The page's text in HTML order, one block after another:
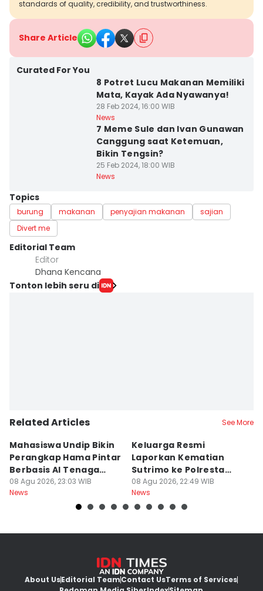
standards of quality, credibility, and trustworthiness.
Share Article
Curated For You
8 Potret Lucu Makanan Memiliki
Mata, Kayak Ada Nyawanya!
28 Feb 2024, 16:00 WIB
News
7 Meme Sule dan Ivan Gunawan
Canggung saat Ketemuan,
Bikin Tengsin?
25 Feb 2024, 18:00 WIB
News
Topics
burung makanan penyajian makanan
sajian
Divert me
Editorial Team
Editor
Dhana Kencana
Tonton lebih seru di
Related Articles See More
Mahasiswa Undip Bikin
Perangkap Hama Pintar
Berbasis AI Tenaga
Surya
08 Agu 2026, 23:03 WIB
News
Keluarga Resmi
Laporkan Kematian
Sutrimo ke Polresta
Banyumas
08 Agu 2026, 22:49 WIB
News
About UsEditorial TeamContact UsTerms of Services